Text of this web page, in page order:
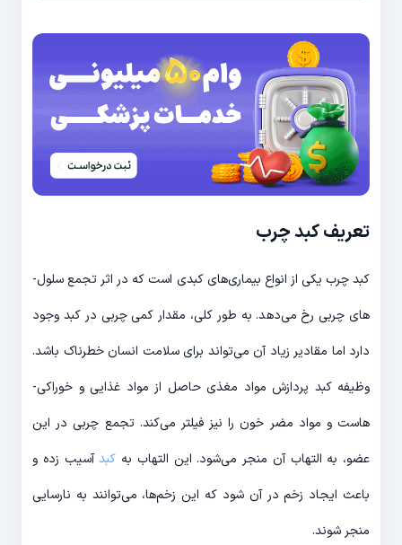
تعریف کبد چرب
کبد چرب یکی از انواع بیماری‌­های کبدی است که در اثر تجمع سلول‌­
های چربی رخ می­‌دهد. به طور کلی، مقدار کمی چربی در کبد وجود
دارد اما مقادیر زیاد آن می­‌تواند برای سلامت انسان خطرناک باشد.
وظیفه کبد پردازش مواد مغذی حاصل از مواد غذایی و خوراکی‌­
هاست و مواد مضر خون را نیز فیلتر می­‌کند. تجمع چربی در این
عضو، به التهاب آن منجر می­‌شود. این التهاب به کبدآسیب زده و
باعث ایجاد زخم در آن شود که این زخم­‌ها، می­‌توانند به نارسایی
منجر شوند.